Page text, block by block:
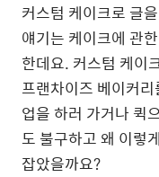
커스텀 케이크로 글
얘기는 케이크에 관
한데요. 커스텀 케이
프랜차이즈 베이커
업을 하러 가거나 퀵
도 불구하고 왜 이렇
잡았을까요?